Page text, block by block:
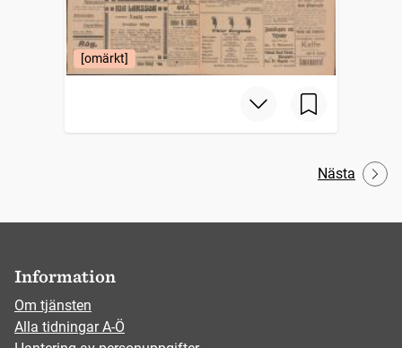
[omärkt]
Nästa
Information
Om tjänsten
Alla tidningar A-Ö